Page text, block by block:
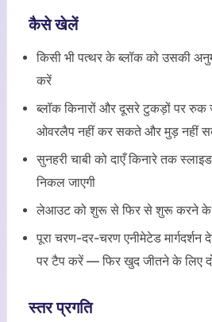
कैसे खेलें
किसी भी पत्थर के ब्लॉक को उसकी
करें
ब्लॉक किनारों और दूसरे टुकड़ों पर
ओवरलैप नहीं कर सकते और मुड़ नहीं
सुनहरी चाबी को दाएँ किनारे तक
निकल जाएगी
लेआउट को शुरू से फिर से शुरू करने के
पूरा चरण-दर-चरण एनीमेटेड मार्गदर्शन
पर टैप करें — फिर खुद जीतने के लिए
स्तर प्रगति